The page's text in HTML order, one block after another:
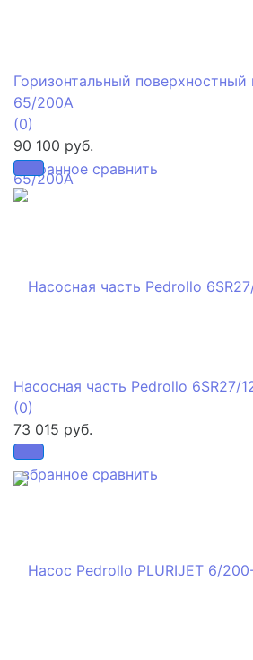
избранное сравнить
Горизонтальный поверхностный
65/200A
(0)
90 100 руб.
избранное сравнить
Насосная часть Pedrollo 6SR27/
(0)
73 015 руб.